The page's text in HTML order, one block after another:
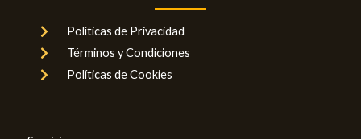
Políticas de Privacidad
Términos y Condiciones
Políticas de Cookies